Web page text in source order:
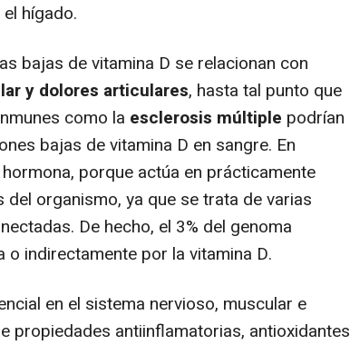
hígado.
bajas de vitamina D se relacionan con
y dolores articulares, hasta tal punto que
como la esclerosis múltiple podrían
bajas de vitamina D en sangre. En
porque actúa en prácticamente
organismo, ya que se trata de varias
De hecho, el 3% del genoma
indirectamente por la vitamina D.
en el sistema nervioso, muscular e
propiedades antiinflamatorias, antioxidantes